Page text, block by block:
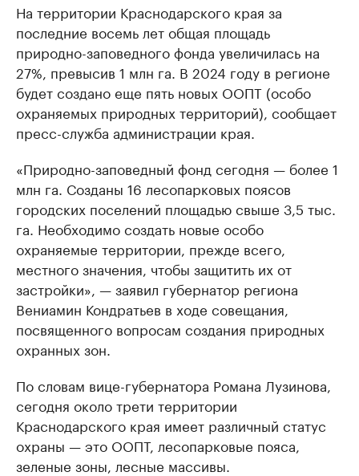
На территории Краснодарского края за
последние восемь лет общая площадь
природно-заповедного фонда увеличилась на
27%, превысив 1 млн га. В 2024 году в регионе
будет создано еще пять новых ООПТ (особо
охраняемых природных территорий), сообщает
пресс-служба администрации края.
«Природно-заповедный фонд сегодня — более 1
млн га. Созданы 16 лесопарковых поясов
городских поселений площадью свыше 3,5 тыс.
га. Необходимо создать новые особо
охраняемые территории, прежде всего,
местного значения, чтобы защитить их от
застройки», — заявил губернатор региона
Вениамин Кондратьев в ходе совещания,
посвященного вопросам создания природных
охранных зон.
По словам вице-губернатора Романа Лузинова,
сегодня около трети территории
Краснодарского края имеет различный статус
охраны — это ООПТ, лесопарковые пояса,
зеленые зоны, лесные массивы.